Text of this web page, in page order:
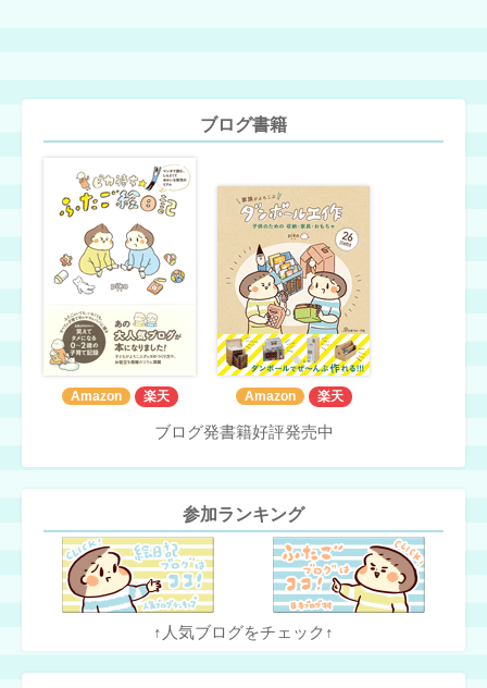
ブログ書籍
Amazon 楽天 Amazon 楽天
ブログ発書籍好評発売中
参加ランキング
↑人気ブログをチェック↑